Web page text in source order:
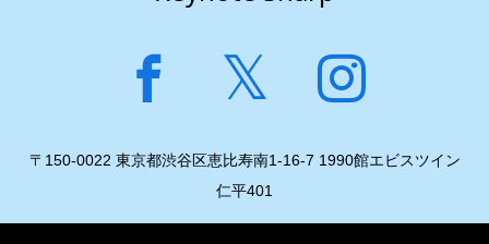
〒150-0022 東京都渋谷区恵比寿南1-16-7 1990館エビスツイン
仁平401